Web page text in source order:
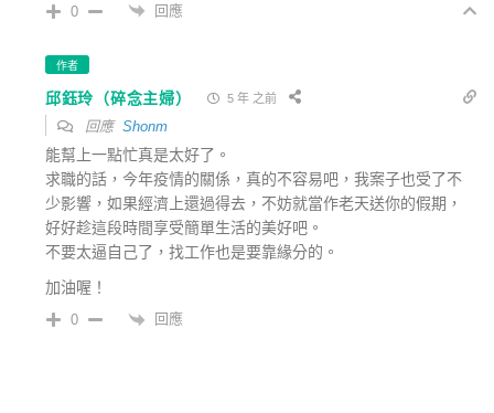
0 回應
作者
邱鈺玲（碎念主婦） 5 年 之前
回應 Shonm
能幫上一點忙真是太好了。
求職的話，今年疫情的關係，真的不容易吧，我案子也受了不
少影響，如果經濟上還過得去，不妨就當作老天送你的假期，
好好趁這段時間享受簡單生活的美好吧。
不要太逼自己了，找工作也是要靠緣分的。
加油喔！
0 回應